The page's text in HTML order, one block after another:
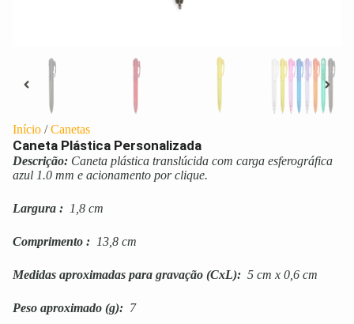
Início /Canetas
Caneta Plástica Personalizada
Descrição: Caneta plástica translúcida com carga esferográfica
azul 1.0 mm e acionamento por clique.
Largura : 1,8 cm
Comprimento : 13,8 cm
Medidas aproximadas para gravação (CxL): 5 cm x 0,6 cm
Peso aproximado (g): 7